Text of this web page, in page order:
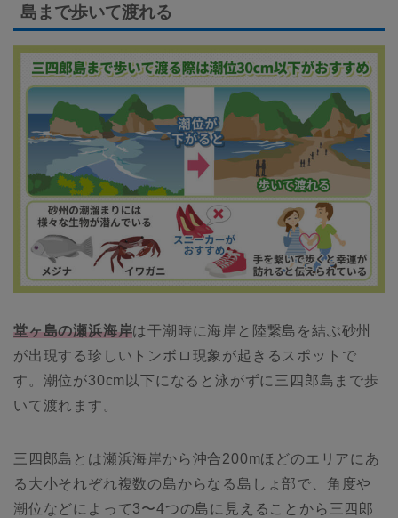
島まで歩いて渡れる
堂ヶ島の瀬浜海岸は干潮時に海岸と陸繋島を結ぶ砂州
が出現する珍しいトンボロ現象が起きるスポットで
す。潮位が30cm以下になると泳がずに三四郎島まで歩
いて渡れます。
三四郎島とは瀬浜海岸から沖合200mほどのエリアにあ
る大小それぞれ複数の島からなる島しょ部で、角度や
潮位などによって3〜4つの島に見えることから三四郎